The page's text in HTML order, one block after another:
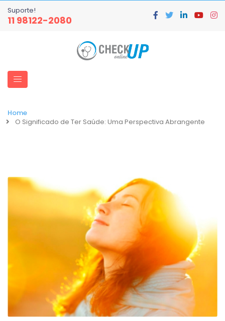
Suporte!
11 98122-2080
Home
O Significado de Ter Saúde: Uma Perspectiva Abrangente